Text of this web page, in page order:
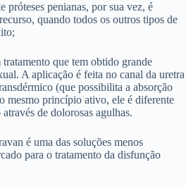
próteses penianas, por sua vez, é
quando todos os outros tipos de
que tem obtido grande
A aplicação é feita no canal da uretra
(que possibilita a absorção
mesmo princípio ativo, ele é diferente
de dolorosas agulhas.
é uma das soluções menos
para o tratamento da disfunção